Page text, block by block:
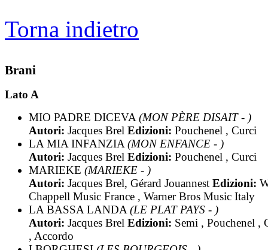
Torna indietro
Brani
Lato A
MIO PADRE DICEVA(MON PÈRE DISAIT - )
Autori: Jacques Brel Edizioni: Pouchenel , Curci
LA MIA INFANZIA(MON ENFANCE - )
Autori: Jacques Brel Edizioni: Pouchenel , Curci
MARIEKE (MARIEKE - )
Autori: Jacques Brel, Gérard Jouannest Edizioni:
Chappell Music France , Warner Bros Music Italy
LA BASSA LANDA(LE PLAT PAYS - )
Autori: Jacques Brel Edizioni: Semi , Pouchenel ,
, Accordo